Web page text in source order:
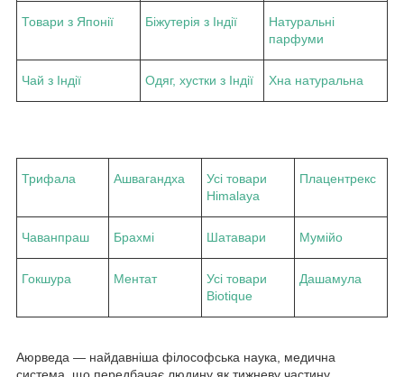
Товари з Японії Біжутерія з Індії
Натуральні
парфуми
Чай з Індії Одяг, хустки з Індії Хна натуральна
Трифала Ашвагандха
Усі товари
Himalaya
Плацентрекс
Чаванпраш Брахмі Шатавари Мумійо
Гокшура Ментат
Усі товари
Biotique
Дашамула
Аюрведа — найдавніша філософська наука, медична
система, що передбачає людину як тижневу частину